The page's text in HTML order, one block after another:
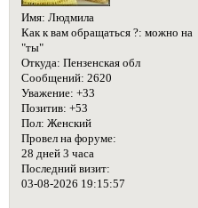
Имя: Людмила
Как к вам обращаться ?: можно на
"ты"
Откуда: Пензенская обл
Сообщений: 2620
Уважение: +33
Позитив: +53
Пол: Женский
Провел на форуме:
28 дней 3 часа
Последний визит:
03-08-2026 19:15:57